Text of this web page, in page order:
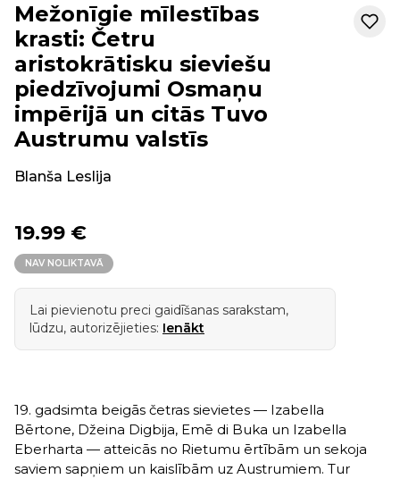
Mežonīgie mīlestības
krasti: Četru
aristokrātisku sieviešu
piedzīvojumi Osmaņu
impērijā un citās Tuvo
Austrumu valstīs
Blanša Leslija
19.99 €
NAV NOLIKTAVĀ
Lai pievienotu preci gaidīšanas sarakstam,
lūdzu, autorizējieties: Ienākt
19. gadsimta beigās četras sievietes — Izabella
Bērtone, Džeina Digbija, Emē di Buka un Izabella
Eberharta — atteicās no Rietumu ērtībām un sekoja
saviem sapņiem un kaislībām uz Austrumiem. Tur